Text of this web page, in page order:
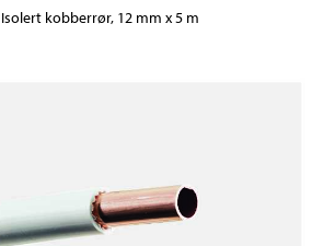
Isolert kobberrør, 12 mm x 5 m